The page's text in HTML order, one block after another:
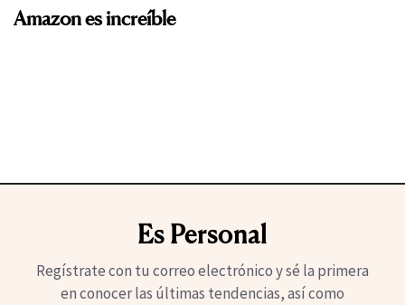
Amazon es increíble
Es Personal
Regístrate con tu correo electrónico y sé la primera
en conocer las últimas tendencias, así como